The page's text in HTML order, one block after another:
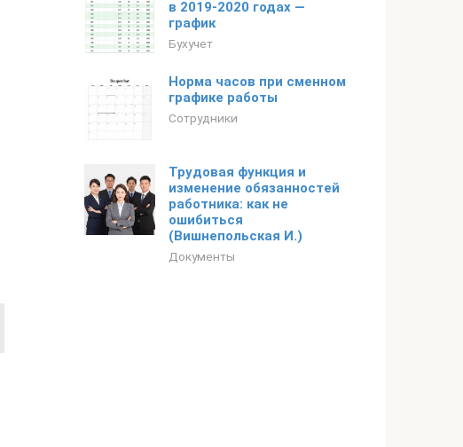
в 2019-2020 годах —
график
Бухучет
Норма часов при сменном
графике работы
Сотрудники
Трудовая функция и
изменение обязанностей
работника: как не
ошибиться
(Вишнепольская И.)
Документы